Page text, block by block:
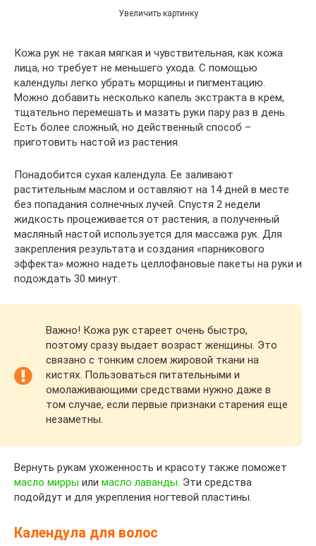
Увеличить картинку
Кожа рук не такая мягкая и чувствительная, как кожа
лица, но требует не меньшего ухода. С помощью
календулы легко убрать морщины и пигментацию.
Можно добавить несколько капель экстракта в крем,
тщательно перемешать и мазать руки пару раз в день.
Есть более сложный, но действенный способ –
приготовить настой из растения.
Понадобится сухая календула. Ее заливают
растительным маслом и оставляют на 14 дней в месте
без попадания солнечных лучей. Спустя 2 недели
жидкость процеживается от растения, а полученный
масляный настой используется для массажа рук. Для
закрепления результата и создания «парникового
эффекта» можно надеть целлофановые пакеты на руки и
подождать 30 минут.
Важно! Кожа рук стареет очень быстро,
поэтому сразу выдает возраст женщины. Это
связано с тонким слоем жировой ткани на
кистях. Пользоваться питательными и
омолаживающими средствами нужно даже в
том случае, если первые признаки старения еще
незаметны.
Вернуть рукам ухоженность и красоту также поможет
масло мирры или масло лаванды. Эти средства
подойдут и для укрепления ногтевой пластины.
Календула для волос